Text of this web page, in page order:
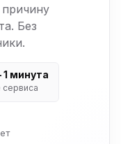
Без
минута
сервиса